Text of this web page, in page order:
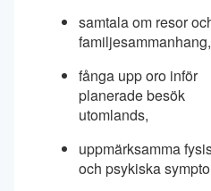
samtala om resor
familjesammanhang,
fånga upp oro inför
planerade besök
utomlands,
uppmärksamma
och psykiska